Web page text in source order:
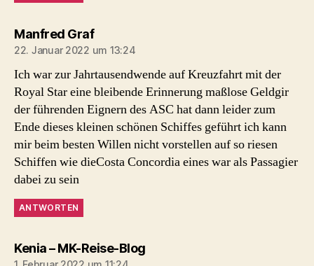
Manfred Grafsagt:
22. Januar 2022 um 13:24
Ich war zur Jahrtausendwende auf Kreuzfahrt mit der
Royal Star eine bleibende Erinnerung maßlose Geldgir
der führenden Eignern des ASC hat dann leider zum
Ende dieses kleinen schönen Schiffes geführt ich kann
mir beim besten Willen nicht vorstellen auf so riesen
Schiffen wie dieCosta Concordia eines war als Passagier
dabei zu sein
ANTWORTEN
Kenia – MK-Reise-Blogsagt: